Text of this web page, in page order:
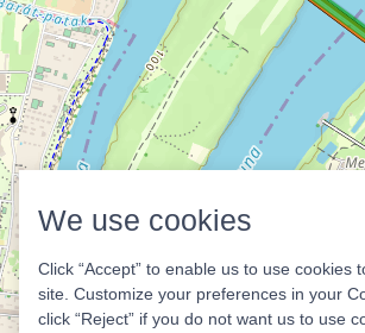
We use cookies
Click “Accept” to enable us to use cookies
site. Customize your preferences in your
click “Reject” if you do not want us to use